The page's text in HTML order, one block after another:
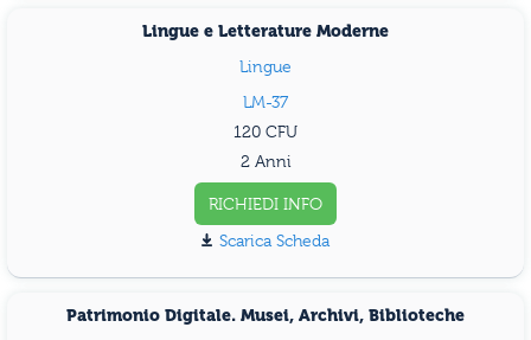
Lingue e Letterature Moderne
Lingue
LM-37
120
2 Anni
RICHIEDI INFO
Scarica Scheda
Patrimonio Digitale. Musei, Archivi, Biblioteche